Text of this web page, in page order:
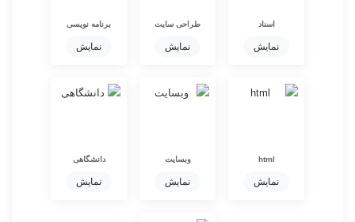
اسناد
نمایش
طراحی سایت
نمایش
برنامه نویسی
نمایش
html
نمایش
وبسایت
نمایش
دانشگاهی
نمایش